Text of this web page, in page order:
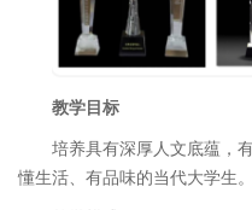
教学目标
培养具有深厚人文底蕴，
懂生活、有品味的当代大学生。